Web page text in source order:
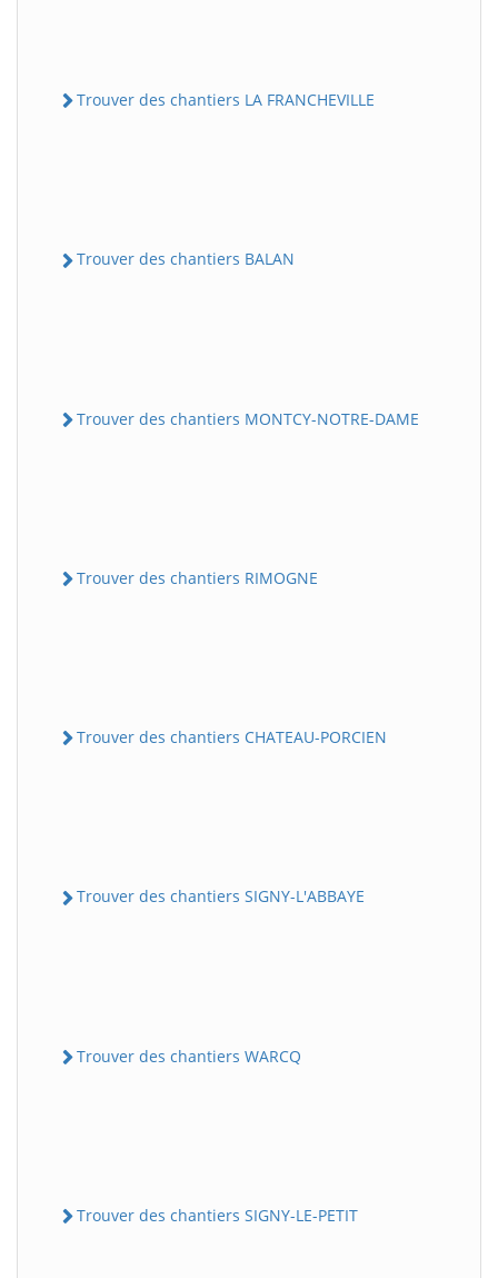
Trouver des chantiers LA FRANCHEVILLE
Trouver des chantiers BALAN
Trouver des chantiers MONTCY-NOTRE-DAME
Trouver des chantiers RIMOGNE
Trouver des chantiers CHATEAU-PORCIEN
Trouver des chantiers SIGNY-L'ABBAYE
Trouver des chantiers WARCQ
Trouver des chantiers SIGNY-LE-PETIT